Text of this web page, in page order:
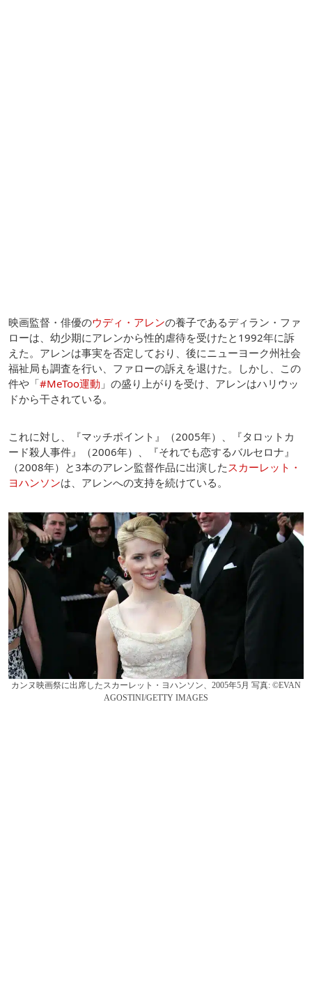
映画監督・俳優のウディ・アレンの養子であるディラン・ファ
ローは、幼少期にアレンから性的虐待を受けたと1992年に訴
えた。アレンは事実を否定しており、後にニューヨーク州社会
福祉局も調査を行い、ファローの訴えを退けた。しかし、この
件や「#MeToo運動 」の盛り上がりを受け、アレンはハリウッ
ドから干されている。
これに対し、『マッチポイント』（2005年）、『タロットカ
ード殺人事件』（2006年）、『それでも恋するバルセロナ』
（2008年）と3本のアレン監督作品に出演した スカーレット・
ヨハンソンは、アレンへの支持を続けている。
カンヌ映画祭に出席したスカーレット・ヨハンソン、2005年5月 写真: ©EVAN
AGOSTINI/GETTY IMAGES